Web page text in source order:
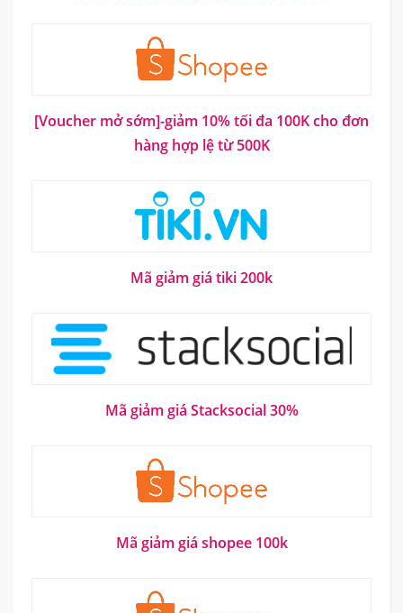
[Voucher mở sớm]-giảm 10% tối đa 100K cho đơn
hàng hợp lệ từ 500K
Mã giảm giá tiki 200k
Mã giảm giá Stacksocial 30%
Mã giảm giá shopee 100k